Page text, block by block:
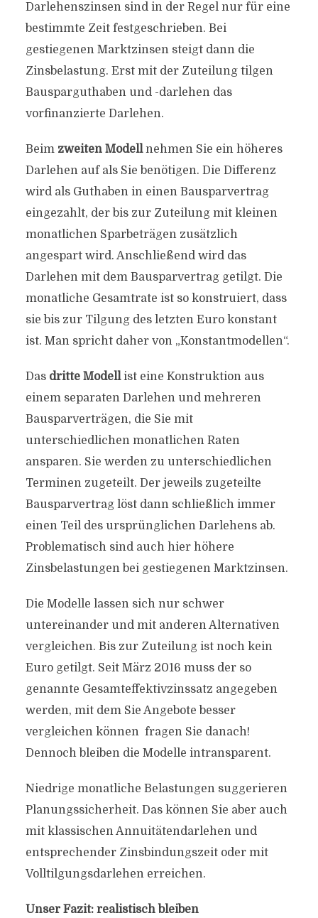
Darlehenszinsen sind in der Regel nur für eine
bestimmte Zeit festgeschrieben. Bei
gestiegenen Marktzinsen steigt dann die
Zinsbelastung. Erst mit der Zuteilung tilgen
Bausparguthaben und -darlehen das
vorfinanzierte Darlehen.
Beim zweiten Modellnehmen Sie ein höheres
Darlehen auf als Sie benötigen. Die Differenz
wird als Guthaben in einen Bausparvertrag
eingezahlt, der bis zur Zuteilung mit kleinen
monatlichen Sparbeträgen zusätzlich
angespart wird. Anschließend wird das
Darlehen mit dem Bausparvertrag getilgt. Die
monatliche Gesamtrate ist so konstruiert, dass
sie bis zur Tilgung des letzten Euro konstant
ist. Man spricht daher von „Konstantmodellen“.
Das dritte Modellist eine Konstruktion aus
einem separaten Darlehen und mehreren
Bausparverträgen, die Sie mit
unterschiedlichen monatlichen Raten
ansparen. Sie werden zu unterschiedlichen
Terminen zugeteilt. Der jeweils zugeteilte
Bausparvertrag löst dann schließlich immer
einen Teil des ursprünglichen Darlehens ab.
Problematisch sind auch hier höhere
Zinsbelastungen bei gestiegenen Marktzinsen.
Die Modelle lassen sich nur schwer
untereinander und mit anderen Alternativen
vergleichen. Bis zur Zuteilung ist noch kein
Euro getilgt. Seit März 2016 muss der so
genannte Gesamteffektivzinssatz angegeben
werden, mit dem Sie Angebote besser
vergleichen können  fragen Sie danach!
Dennoch bleiben die Modelle intransparent.
Niedrige monatliche Belastungen suggerieren
Planungssicherheit. Das können Sie aber auch
mit klassischen Annuitätendarlehen und
entsprechender Zinsbindungszeit oder mit
Volltilgungsdarlehen erreichen.
Unser Fazit: realistisch bleiben